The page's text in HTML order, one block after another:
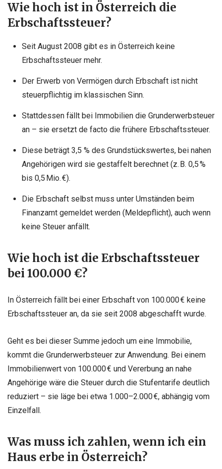
Wie hoch ist in Österreich die
Erbschaftssteuer?
Seit August 2008 gibt es in Österreich keine
Erbschaftssteuer mehr.
Der Erwerb von Vermögen durch Erbschaft ist nicht
steuerpflichtig im klassischen Sinn.
Stattdessen fällt bei Immobilien die Grunderwerbsteuer
an – sie ersetzt de facto die frühere Erbschaftssteuer.
Diese beträgt 3,5 % des Grundstückswertes, bei nahen
Angehörigen wird sie gestaffelt berechnet (z. B. 0,5 %
bis 0,5 Mio. €).
Die Erbschaft selbst muss unter Umständen beim
Finanzamt gemeldet werden (Meldepflicht), auch wenn
keine Steuer anfällt.
Wie hoch ist die Erbschaftssteuer
bei 100.000 €?
In Österreich fällt bei einer Erbschaft von 100.000 € keine
Erbschaftssteuer an, da sie seit 2008 abgeschafft wurde.
Geht es bei dieser Summe jedoch um eine Immobilie,
kommt die Grunderwerbsteuer zur Anwendung. Bei einem
Immobilienwert von 100.000 € und Vererbung an nahe
Angehörige wäre die Steuer durch die Stufentarife deutlich
reduziert – sie läge bei etwa 1.000–2.000 €, abhängig vom
Einzelfall.
Was muss ich zahlen, wenn ich ein
Haus erbe in Österreich?